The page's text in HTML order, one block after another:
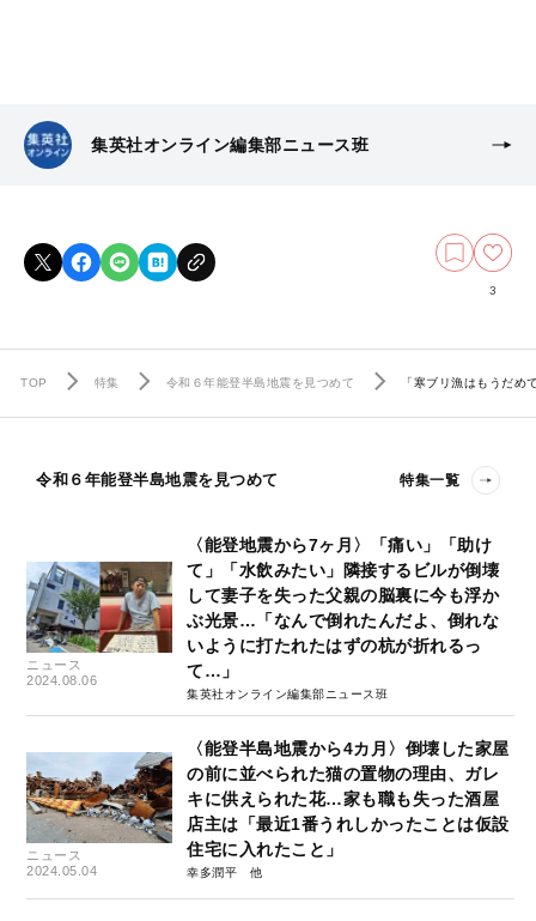
集英社オンライン編集部ニュース班
3
TOP 特集 令和６年能登半島地震を見つめて 「寒ブリ漁はもうだ
令和６年能登半島地震を見つめて 特集一覧
ニュース
2024.08.06
〈能登地震から7ヶ月〉「痛い」「助け
て」「水飲みたい」隣接するビルが倒壊
して妻子を失った父親の脳裏に今も浮か
ぶ光景…「なんで倒れたんだよ、倒れな
いように打たれたはずの杭が折れるっ
て…」
集英社オンライン編集部ニュース班
ニュース
2024.05.04
〈能登半島地震から4カ月〉倒壊した家屋
の前に並べられた猫の置物の理由、ガレ
キに供えられた花…家も職も失った酒屋
店主は「最近1番うれしかったことは仮設
住宅に入れたこと」
幸多潤平